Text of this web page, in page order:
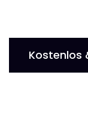
Kostenlos